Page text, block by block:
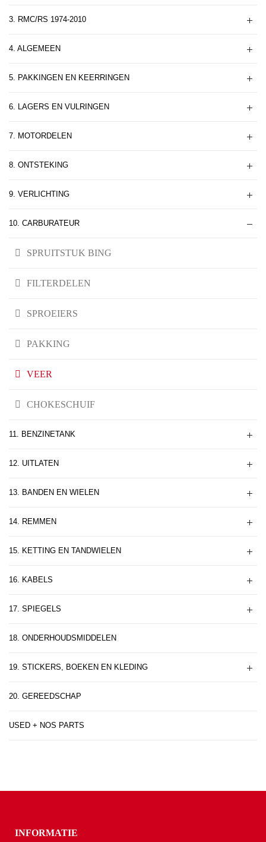
3. RMC/RS 1974-2010
4. ALGEMEEN
5. PAKKINGEN EN KEERRINGEN
6. LAGERS EN VULRINGEN
7. MOTORDELEN
8. ONTSTEKING
9. VERLICHTING
10. CARBURATEUR
SPRUITSTUK BING
FILTERDELEN
SPROEIERS
PAKKING
VEER
CHOKESCHUIF
11. BENZINETANK
12. UITLATEN
13. BANDEN EN WIELEN
14. REMMEN
15. KETTING EN TANDWIELEN
16. KABELS
17. SPIEGELS
18. ONDERHOUDSMIDDELEN
19. STICKERS, BOEKEN EN KLEDING
20. GEREEDSCHAP
USED + NOS PARTS
INFORMATIE